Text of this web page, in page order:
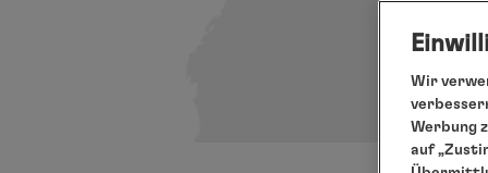
Wir
Werbung
auf